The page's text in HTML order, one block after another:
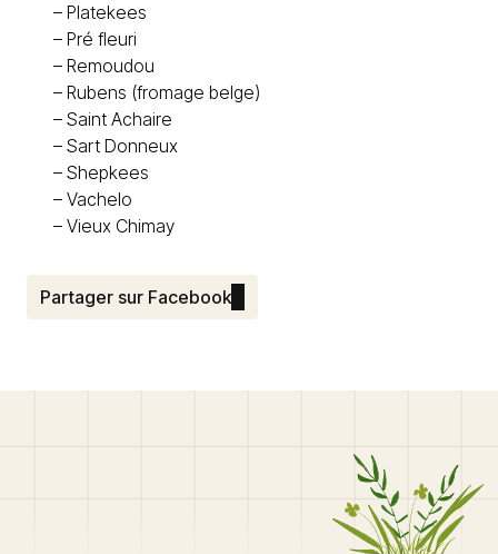
– Platekees
– Pré fleuri
– Remoudou
– Rubens (fromage belge)
– Saint Achaire
– Sart Donneux
– Shepkees
– Vachelo
– Vieux Chimay
Partager sur Facebook